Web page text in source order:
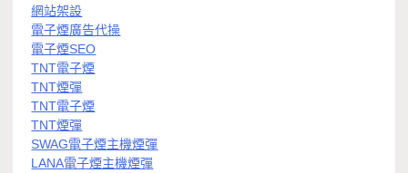
網站架設
電子煙廣告代操
電子煙SEO
TNT電子煙
TNT煙彈
TNT電子煙
TNT煙彈
SWAG電子煙主機煙彈
LANA電子煙主機煙彈